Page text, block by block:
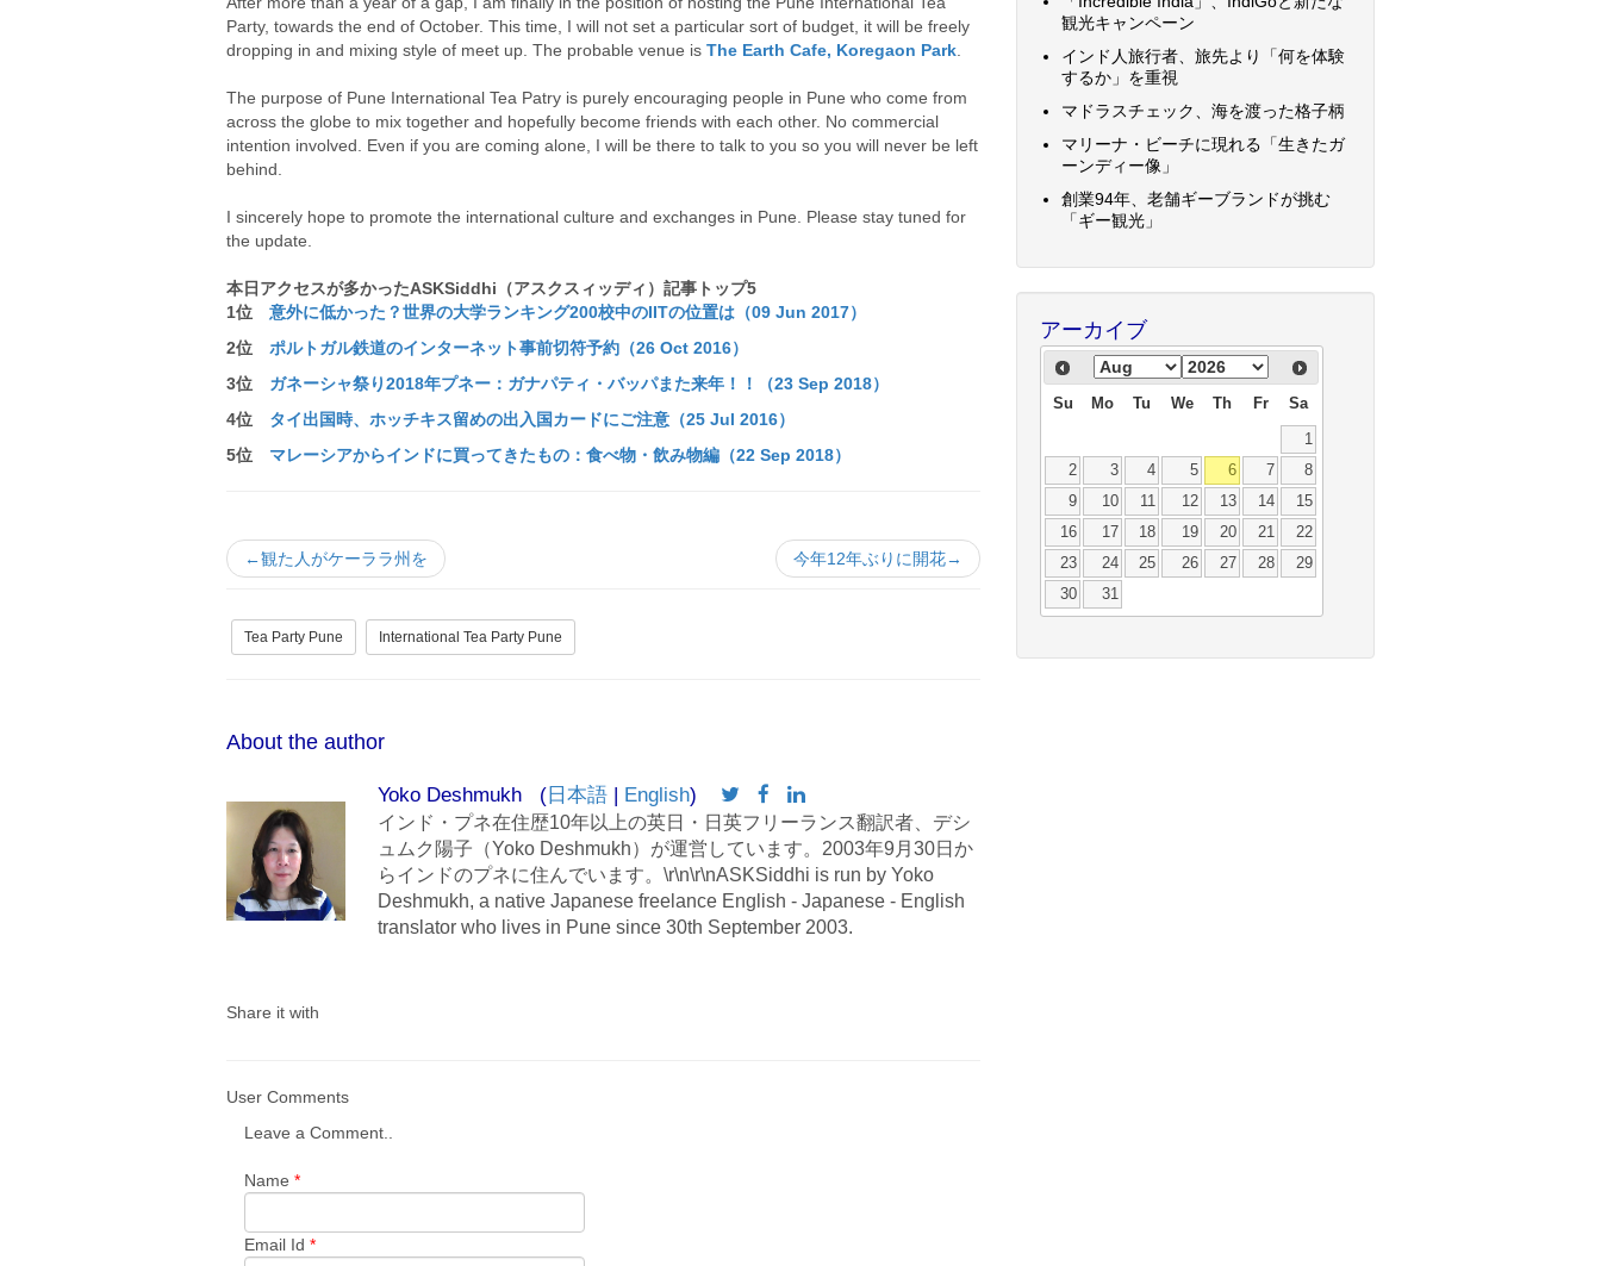
Party, towards the end of October. This time, I will not set a particular sort of budget, it will be freely
dropping in and mixing style of meet up. The probable venue is The Earth Cafe, Koregaon Park.
The purpose of Pune International Tea Patry is purely encouraging people in Pune who come from
across the globe to mix together and hopefully become friends with each other. No commercial
intention involved. Even if you are coming alone, I will be there to talk to you so you will never be left
behind.
I sincerely hope to promote the international culture and exchanges in Pune. Please stay tuned for
the update.
本日アクセスが多かったASKSiddhi （アスクスィッディ）記事トップ5
1位 意外に低かった？世界の大学ランキング200校中のIITの位置は（09 Jun 2017）
2位 ポルトガル鉄道のインターネット事前切符予約（26 Oct 2016）
3位 ガネーシャ祭り2018年プネー：ガナパティ・バッパまた来年！！（23 Sep 2018）
4位 タイ出国時、ホッチキス留めの出入国カードにご注意（25 Jul 2016）
5位 マレーシアからインドに買ってきたもの：食べ物・飲み物編（22 Sep 2018）
←観た人がケーララ州を 今年12年ぶりに開花→
Tea Party Pune International Tea Party Pune
About the author
Yoko Deshmukh ( 日本語 English)
インド・プネ在住歴10年以上の英日・日英フリーランス翻訳者、デシ
ュムク陽子（Yoko Deshmukh）が運営しています。2003年9月30日か
らインドのプネに住んでいます。\r\n\r\nASKSiddhi is run by Yoko
Deshmukh, a native Japanese freelance English - Japanese - English
translator who lives in Pune since 30th September 2003.
Share it with
User Comments
Leave a Comment..
Name *
Email Id *
観光キャンペーン
インド人旅行者、旅先より「何を体験
するか」を重視
マドラスチェック、海を渡った格子柄
マリーナ・ビーチに現れる「生きたガ
ーンディー像」
創業94年、老舗ギーブランドが挑む
「ギー観光」
アーカイブ
Su Mo Tu We Th Fr Sa
1
2
3 4 5 6 7
8
9
10 11 12 13 14
15
16
17 18 19 20 21
22
23
24 25 26 27 28
29
30
31